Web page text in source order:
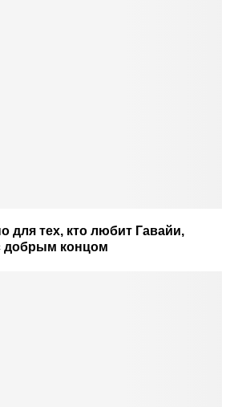
для тех, кто любит Гавайи,
добрым концом